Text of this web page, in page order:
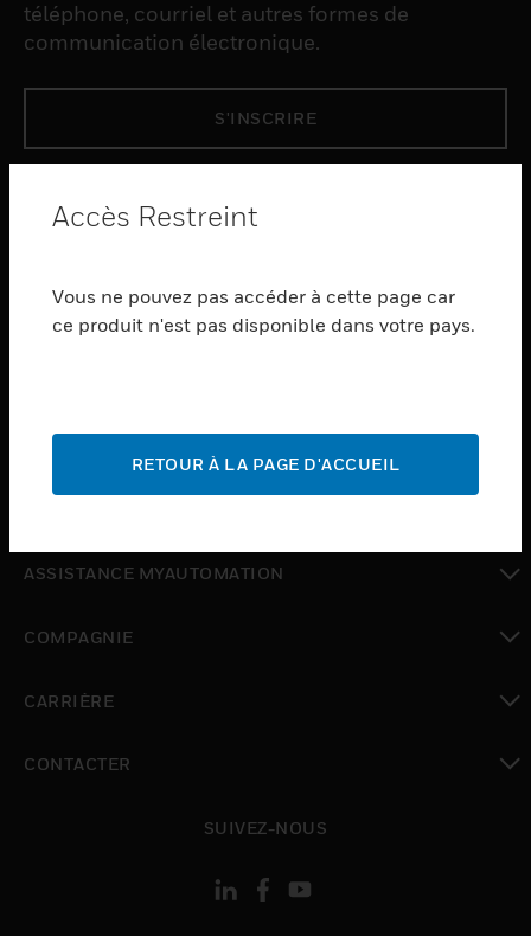
téléphone, courriel et autres formes de
communication électronique.
S'INSCRIRE
toggle view
SERVICES
toggle view
toggle view
toggle view
ASSISTANCE MYAUTOMATION
COMPAGNIE
CARRIÈRE
CONTACTER
SUIVEZ-NOUS
Accès Restreint
Vous ne pouvez pas accéder à cette page car
ce produit n'est pas disponible dans votre pays.
RETOUR À LA PAGE D'ACCUEIL